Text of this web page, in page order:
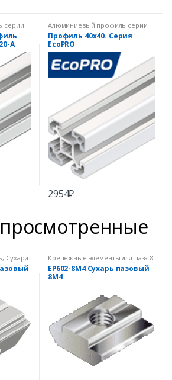
серии
A
Алюминиевый профиль серии
EcoPRO
Профиль 40х40. Серия
EcoPRO
2954₽
, Сухари Крепежные элементы для паза 8
мм
EP602-8M4 Сухарь пазовый
8М4